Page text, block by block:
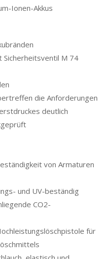
Ionen-Akkus
Sicherheitsventil M 74
die Anforderungen
deutlich
von Armaturen
und UV-beständig
CO2-
für